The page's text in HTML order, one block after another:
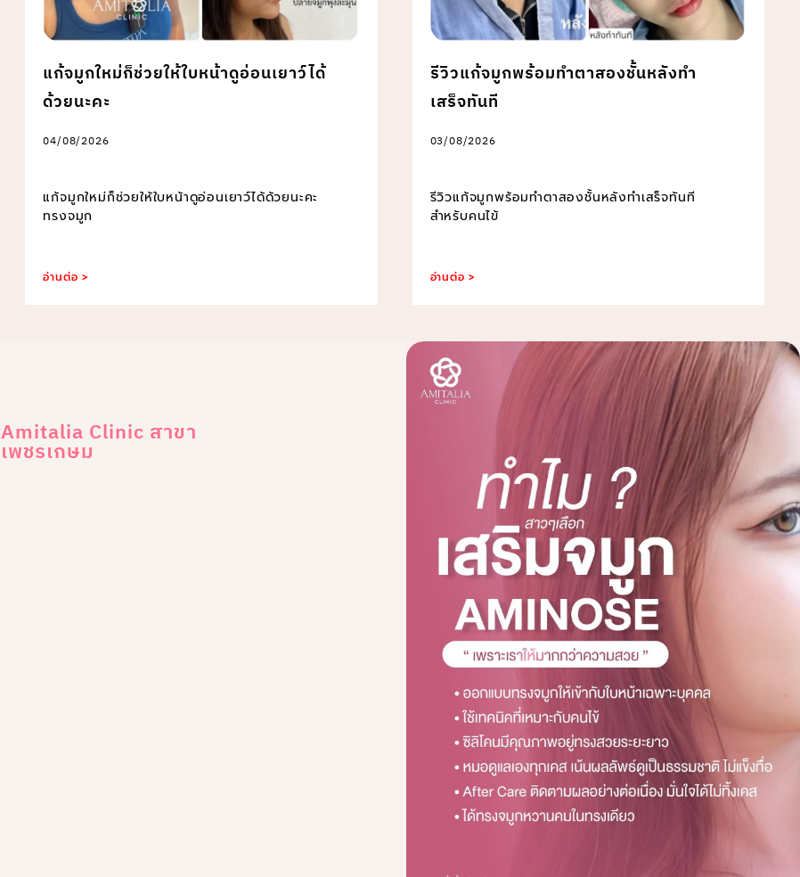
แก้จมูกใหม่ก็ช่วยให้ใบหน้าดูอ่อนเยาว์ได้
ด้วยนะคะ
04/08/2026
แก้จมูกใหม่ก็ช่วยให้ใบหน้าดูอ่อนเยาว์ได้ด้วยนะคะ
ทรงจมูก
อ่านต่อ >
รีวิวแก้จมูกพร้อมทำตาสองชั้นหลังทำ
เสร็จทันที
03/08/2026
รีวิวแก้จมูกพร้อมทำตาสองชั้นหลังทำเสร็จทันที
สำหรับคนไข้
อ่านต่อ >
Amitalia Clinic สาขา
เพชรเกษม